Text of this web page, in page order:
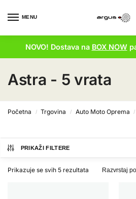
MENU
NOVO! Dostava na BOX NOW
Astra - 5 vrata
Početna / Trgovina / Auto Moto Oprema /
PRIKAŽI FILTERE
Prikazuje se svih 5 rezultata